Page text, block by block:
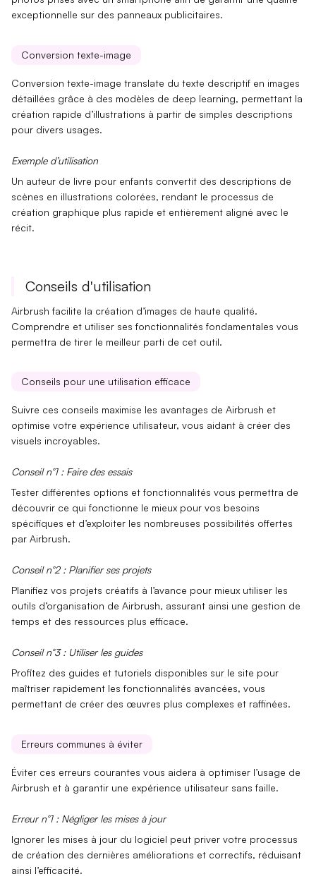
exceptionnelle sur des panneaux publicitaires.
Conversion texte-image
Conversion texte-image translate dutexte descriptif en images
détaillées grâce à des modèles de deep learning, permettant la
création rapide d’illustrations à partir de simples descriptions
pour divers usages.
Exemple d’utilisation
Un auteur de livre pour enfants convertit des descriptions de
scènes en illustrations colorées, rendant le processus de
création graphique plus rapide et entièrement aligné avec le
récit.
Conseils d'utilisation
Airbrush facilite la création d’images de haute qualité.
Comprendre et utiliser sesfonctionnalités fondamentales vous
permettra de tirer le meilleur parti de cet outil.
Conseils pour une utilisation efficace
Suivre ces conseils maximise les avantages de Airbrush et
optimise votre expérience utilisateur, vous aidant à créer des
visuels incroyables.
Conseil n°1 : Faire des essais
Tester différentes options et fonctionnalités vous permettra de
découvrir ce qui fonctionne le mieux pour vos besoins
spécifiques et d’exploiter les nombreuses possibilités offertes
par Airbrush.
Conseil n°2 : Planifier ses projets
Planifiez vos projets créatifs à l’avance pour mieux utiliser les
outils d’organisation de Airbrush, assurant ainsi une gestion de
temps et des ressources plus efficace.
Conseil n°3 : Utiliser les guides
Profitez des guides et tutoriels disponibles sur le site pour
maîtriser rapidement les fonctionnalités avancées, vous
permettant de créer des œuvres plus complexes et raffinées.
Erreurs communes à éviter
Éviter ces erreurs courantes vous aidera à optimiser l’usage de
Airbrush et à garantir une expérience utilisateur sans faille.
Erreur n°1 : Négliger les mises à jour
Ignorer les mises à jour du logiciel peut priver votre processus
de création des dernières améliorations et correctifs, réduisant
ainsi l’efficacité.